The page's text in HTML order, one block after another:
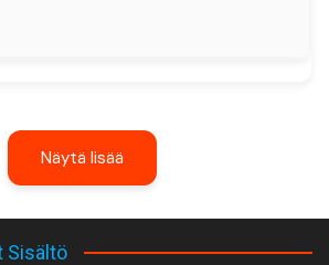
Näytä lisää
Sisältö